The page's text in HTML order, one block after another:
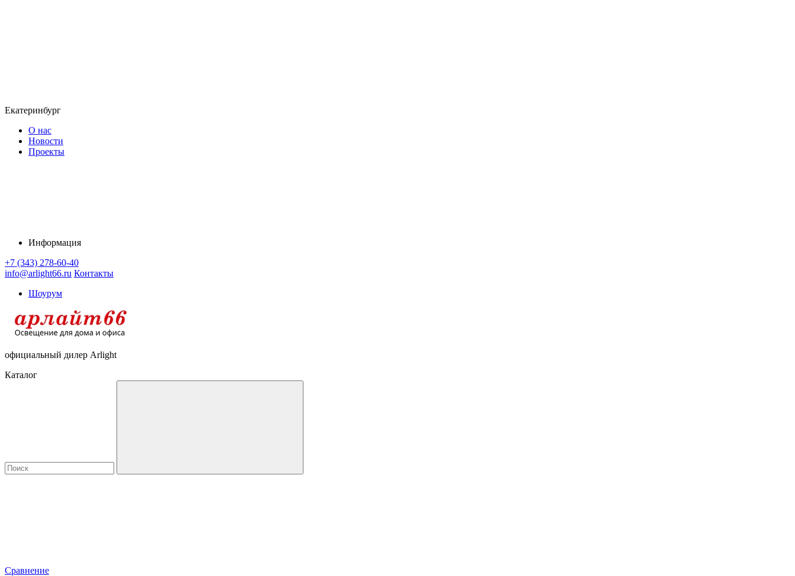
Екатеринбург
О нас
Новости
Проекты
Информация
+7 (343) 278-60-40
info@arlight66.ru Контакты
Шоурум
официальный дилер Arlight
Каталог
Сравнение